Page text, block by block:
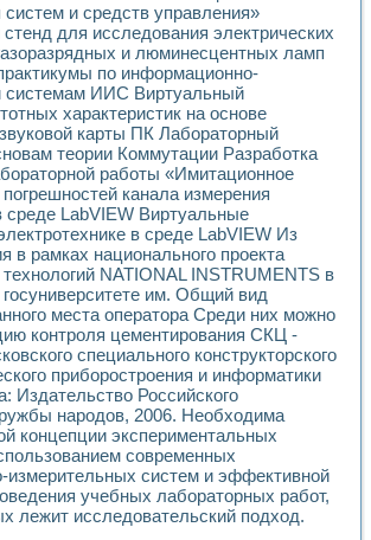
LabVIEW для исследования течения в
виртуальной работы «Изучение магнитных
маятник
для изучения основ интерфейсов обмена по
практикум: изучение адиабатического
для исследования электрических переходных
статистической обработки результатов
лазерно-плазменных измерений с
измерительный комплекс. Назначение. Состав.
технологий NATIONAL INSTRUMENTS
практикум "Спектральный и корреляционный
стенд для исследования принципа действия
и программное обеспечение учебных
лабораторный практикум для изучения
роботом ТУР-10 средствами LabVIEW
программный комплекс для исследования
дистанционный лабораторный
возможности реставрации одномерных
технологий NATIONAL INSTRUMENTS в
модификаций алгоритма полигармонической
стенд для исследования принципа действия
система поддержки принимаемых решений в
дисциплин «Моделирование систем» и
стенд для исследования электрических
систем и средств управления»
для исследования электрических
и люминесцентных ламп
по информационно-
системам ИИС Виртуальный
характеристик на основе
карты ПК Лабораторный
теории Коммутации Разработка
работы «Имитационное
канала измерения
среде LabVIEW Виртуальные
в среде LabVIEW Из
в рамках национального проекта
NATIONAL INSTRUMENTS в
им. Общий вид
места оператора Среди них можно
контроля цементирования СКЦ -
специального конструкторского
приборостроения и информатики
Издательство Российского
народов, 2006. Необходима
концепции экспериментальных
современных
измерительных систем и эффективной
учебных лабораторных работ,
лежит исследовательский подход.